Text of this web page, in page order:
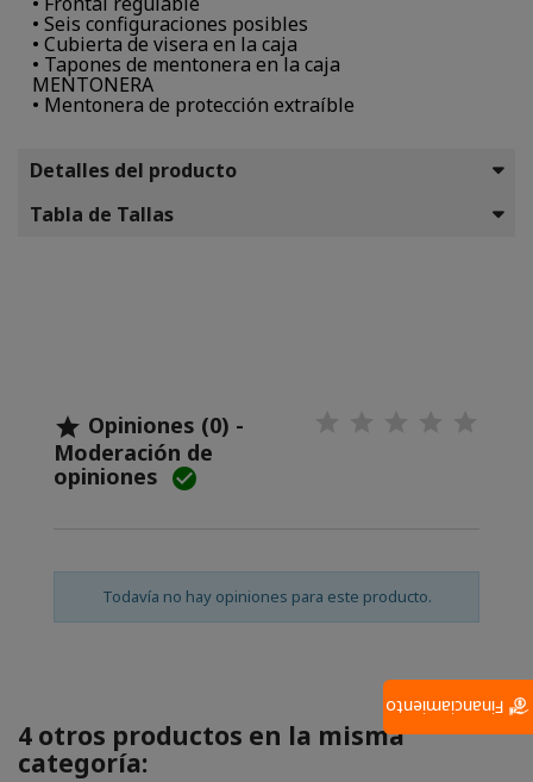
• Seis configuraciones posibles
• Cubierta de visera en la caja
• Tapones de mentonera en la caja
MENTONERA
• Mentonera de protección extraíble
Detalles del producto
Tabla de Tallas
 Opiniones (0) -
Moderación de
opiniones 
Todavía no hay opiniones para este producto.
4 otros productos en la misma
categoría:
Financiamiento